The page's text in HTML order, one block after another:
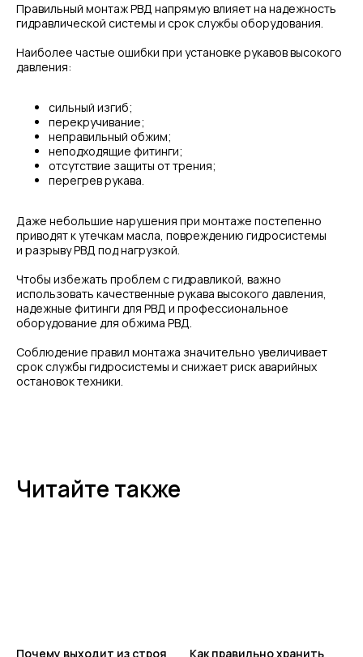
Правильный монтаж РВД напрямую влияет на надежность
гидравлической системы и срок службы оборудования.
Наиболее частые ошибки при установке рукавов высокого
давления:
сильный изгиб;
перекручивание;
неправильный обжим;
неподходящие фитинги;
отсутствие защиты от трения;
перегрев рукава.
Даже небольшие нарушения при монтаже постепенно
приводят к утечкам масла, повреждению гидросистемы
и разрыву РВД под нагрузкой.
Чтобы избежать проблем с гидравликой, важно
использовать качественные рукава высокого давления,
надежные фитинги для РВД и профессиональное
оборудование для обжима РВД.
Соблюдение правил монтажа значительно увеличивает
срок службы гидросистемы и снижает риск аварийных
остановок техники.
Читайте также
Почему выходит из строя
Как правильно хранить